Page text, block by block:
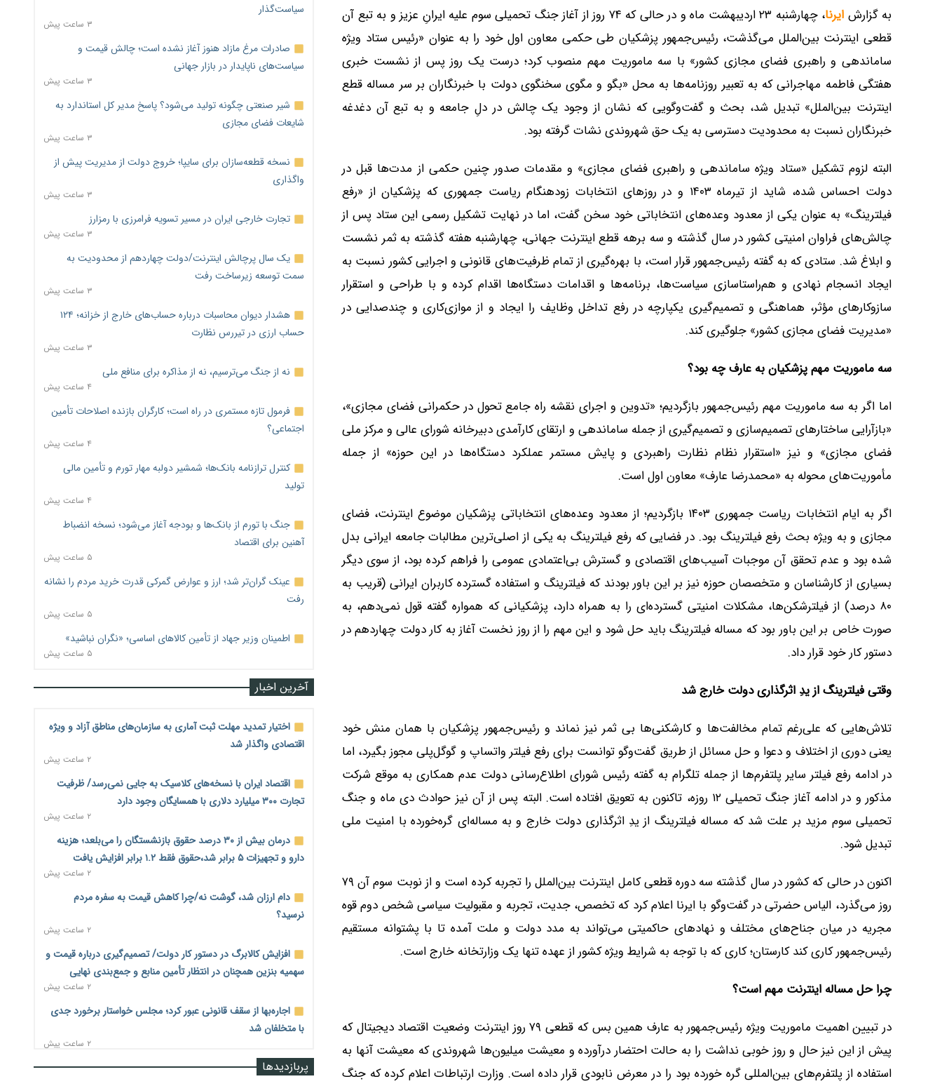
به گزارش ایرنا
، چهارشنبه ۲۳ اردیبهشت ماه و در حالی که ۷۴ روز از آغاز جنگ تحمیلی سوم علیه ایرانِ عزیز و به تبع آن
قطعی اینترنت بین‌الملل می‌گذشت، رئیس‌جمهور پزشکیان طی حکمی معاون اول خود را به عنوان «رئیس ستاد ویژه
ساماندهی و راهبری فضای مجازی کشور» با سه ماموریت مهم منصوب کرد؛ درست یک روز پس از نشست خبری
هفتگی فاطمه مهاجرانی که به تعبیر روزنامه‌ها به محل «بگو و مگوی سخنگوی دولت با خبرنگاران بر سر مساله قطع
اینترنت بین‌الملل» تبدیل شد، بحث و گفت‌وگویی که نشان از وجود یک چالش در دلِ جامعه و به تبع آن دغدغه
خبرنگاران نسبت به محدودیت دسترسی به یک حق شهروندی نشات گرفته بود.
البته لزوم تشکیل «ستاد ویژه ساماندهی و راهبری فضای مجازی» و مقدمات صدور چنین حکمی از مدت‌ها قبل در
دولت احساس شده، شاید از تیرماه ۱۴۰۳ و در روزهای انتخابات زودهنگام ریاست جمهوری که پزشکیان از «رفع
فیلترینگ» به عنوان یکی از معدود وعده‌های انتخاباتی خود سخن گفت، اما در نهایت تشکیل رسمی این ستاد پس از
چالش‌های فراوان امنیتی کشور در سال گذشته و سه برهه قطع اینترنت جهانی، چهارشنبه هفته گذشته به ثمر نشست
و ابلاغ شد. ستادی که به گفته رئیس‌جمهور قرار است، با بهره‌گیری از تمام ظرفیت‌های قانونی و اجرایی کشور نسبت به
ایجاد انسجام نهادی و هم‌راستاسازی سیاست‌ها، برنامه‌ها و اقدامات دستگاه‌ها اقدام کرده و با طراحی و استقرار
سازوکارهای مؤثر، هماهنگی و تصمیم‌گیری یکپارچه در رفع تداخل وظایف را ایجاد و از موازی‌کاری‌ و چندصدایی در
«مدیریت فضای مجازی کشور» جلوگیری کند.
سه ماموریت مهم پزشکیان به عارف چه بود؟
اما اگر به سه ماموریت مهم رئیس‌جمهور بازگردیم؛ «تدوین و اجرای نقشه راه جامع تحول در حکمرانی فضای مجازی»،
«بازآرایی ساختارهای تصمیم‌سازی و تصمیم‌گیری از جمله ساماندهی و ارتقای کارآمدی دبیرخانه شورای عالی و مرکز ملی
فضای مجازی» و نیز «استقرار نظام نظارت راهبردی و پایش مستمر عملکرد دستگاه‌ها در این حوزه» از جمله
مأموریت‌های محوله به «محمدرضا عارف» معاون اول است.
اگر به ایام انتخابات ریاست جمهوری ۱۴۰۳ بازگردیم؛ از معدود وعده‌های انتخاباتی پزشکیان موضوع اینترنت، فضای
مجازی و به ویژه بحث رفع فیلترینگ بود. در فضایی که رفع فیلترینگ به یکی از اصلی‌ترین مطالبات جامعه ایرانی بدل
شده بود و عدم تحقق آن موجبات آسیب‌های اقتصادی و گسترش بی‌اعتمادی عمومی را فراهم کرده بود، از سوی دیگر
بسیاری از کارشناسان و متخصصان حوزه نیز بر این باور بودند که فیلترینگ و استفاده گسترده کاربران ایرانی (قریب به
۸۰ درصد) از فیلترشکن‌ها، مشکلات امنیتی گسترده‌ای را به همراه دارد، پزشکیانی که همواره گفته قول نمی‌دهم، به
صورت خاص بر این باور بود که مساله فیلترینگ باید حل شود و این مهم را از روز نخست آغاز به کار دولت چهاردهم در
دستور کار خود قرار داد.
وقتی فیلترینگ از یدِ اثرگذاری دولت خارج شد
تلاش‌هایی که علی‌رغم تمام مخالفت‌ها و کارشکنی‌ها بی ثمر نیز نماند و رئیس‌جمهور پزشکیان با همان منش خود
یعنی دوری از اختلاف و دعوا و حل مسائل از طریق گفت‌وگو توانست برای رفع فیلتر واتساپ و گوگل‌پلی مجوز بگیرد، اما
در ادامه رفع فیلتر سایر پلتفرم‌ها از جمله تلگرام به گفته رئیس شورای اطلاع‌رسانی دولت عدم همکاری به موقع شرکت
مذکور و در ادامه آغاز جنگ تحمیلی ۱۲ روزه، تاکنون به تعویق افتاده است. البته پس از آن نیز حوادث دی ماه و جنگ
تحمیلی سوم مزید بر علت شد که مساله فیلترینگ از یدِ اثرگذاری دولت خارج و به مساله‌ای گره‌خورده با امنیت ملی
تبدیل شود.
اکنون در حالی که کشور در سال گذشته سه دوره قطعی کامل اینترنت بین‌الملل را تجربه کرده است و از نوبت سوم آن ۷۹
روز می‌گذرد، الیاس حضرتی در گفت‌وگو با ایرنا اعلام کرد که تخصص، جدیت، تجربه و مقبولیت سیاسی شخص دوم قوه
مجریه در میان جناح‌های مختلف و نهادهای حاکمیتی می‌تواند به مدد دولت و ملت آمده تا با پشتوانه مستقیم
رئیس‌جمهور کاری کند کارستان؛ کاری که با توجه به شرایط ویژه کشور از عهده تنها یک وزارتخانه خارج است.
چرا حل مساله اینترنت مهم است؟
در تبیین اهمیت ماموریت ویژه رئیس‌جمهور به عارف همین بس که قطعی ۷۹ روز اینترنت وضعیت اقتصاد دیجیتال که
پیش از این نیز حال و روز خوبی نداشت را به حالت احتضار درآورده و معیشت میلیون‌ها شهروندی که معیشت آنها به
استفاده از پلتفرم‌های بین‌المللی گره خورده بود را در معرض نابودی قرار داده است. وزارت ارتباطات اعلام کرده که جنگ
سیاست‌گذار
۳ ساعت پیش
صادرات مرغ مازاد هنوز آغاز نشده است؛ چالش قیمت و
سیاست‌های ناپایدار در بازار جهانی
۳ ساعت پیش
شیر صنعتی چگونه تولید می‌شود؟ پاسخ مدیر کل استاندارد به
شایعات فضای مجازی
۳ ساعت پیش
نسخه قطعه‌سازان برای سایپا؛ خروج دولت از مدیریت پیش از
واگذاری
۳ ساعت پیش
تجارت خارجی ایران در مسیر تسویه فرامرزی با رمزارز
۳ ساعت پیش
یک سال پرچالش اینترنت/دولت چهاردهم از محدودیت به
سمت توسعه زیرساخت رفت
۳ ساعت پیش
هشدار دیوان محاسبات درباره حساب‌های خارج از خزانه؛ ۱۲۴
حساب ارزی در تیررس نظارت
۳ ساعت پیش
نه از جنگ می‌ترسیم، نه از مذاکره برای منافع ملی
۴ ساعت پیش
فرمول تازه مستمری در راه است؛ کارگران بازنده اصلاحات تأمین
اجتماعی؟
۴ ساعت پیش
کنترل ترازنامه بانک‌ها؛ شمشیر دولبه مهار تورم و تأمین مالی
تولید
۴ ساعت پیش
جنگ با تورم از بانک‌ها و بودجه آغاز می‌شود؛ نسخه انضباط
آهنین برای اقتصاد
۵ ساعت پیش
عینک گران‌تر شد؛ ارز و عوارض گمرکی قدرت خرید مردم را نشانه
رفت
۵ ساعت پیش
اطمینان وزیر جهاد از تأمین کالاهای اساسی؛ «نگران نباشید»
۵ ساعت پیش
آخرین اخبار
اختیار تمدید مهلت ثبت آماری به سازمان‌های مناطق آزاد و ویژه
اقتصادی واگذار شد
۲ ساعت پیش
اقتصاد ایران با نسخه‌های کلاسیک به جایی نمی‌رسد/ ظرفیت
تجارت ۳۰۰ میلیارد دلاری با همسایگان وجود دارد
۲ ساعت پیش
درمان بیش از ۳۰ درصد حقوق بازنشستگان را می‌بلعد؛ هزینه
دارو و تجهیزات ۵ برابر شد،حقوق فقط ۱.۲ برابر افزایش یافت
۲ ساعت پیش
دام ارزان شد، گوشت نه/چرا کاهش قیمت به سفره مردم
نرسید؟
۲ ساعت پیش
افزایش کالابرگ در دستور کار دولت/ تصمیم‌گیری درباره قیمت و
سهمیه بنزین همچنان در انتظار تأمین منابع و جمع‌بندی نهایی
۲ ساعت پیش
اجاره‌بها از سقف قانونی عبور کرد؛ مجلس خواستار برخورد جدی
با متخلفان شد
۲ ساعت پیش
نرخ سود بانکی در دوراهی تورم و رکود؛ بورس در انتظار تصمیم
پربازدیدها